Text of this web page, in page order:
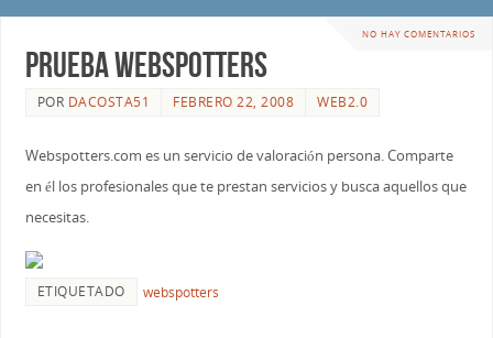
NO HAY COMENTARIOS
prueba webspotters
POR DACOSTA51 FEBRERO 22, 2008 WEB2.0
Webspotters.com es un servicio de valoración persona. Comparte
en él los profesionales que te prestan servicios y busca aquellos que
necesitas.
ETIQUETADO webspotters